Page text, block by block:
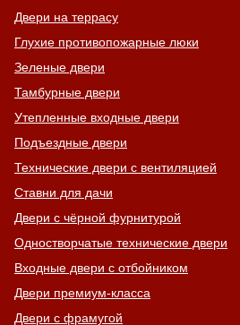
Двери на террасу
Глухие противопожарные люки
Зеленые двери
Тамбурные двери
Утепленные входные двери
Подъездные двери
Технические двери с вентиляцией
Ставни для дачи
Двери с чёрной фурнитурой
Одностворчатые технические двери
Входные двери с отбойником
Двери премиум-класса
Двери с фрамугой